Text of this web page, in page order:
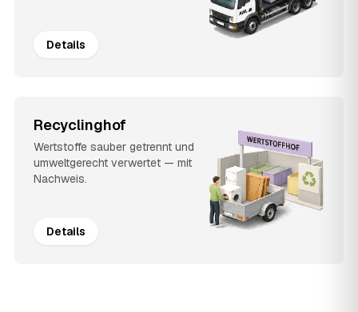
Details
Recyclinghof
Wertstoffe sauber getrennt und
umweltgerecht verwertet — mit
Nachweis.
Details